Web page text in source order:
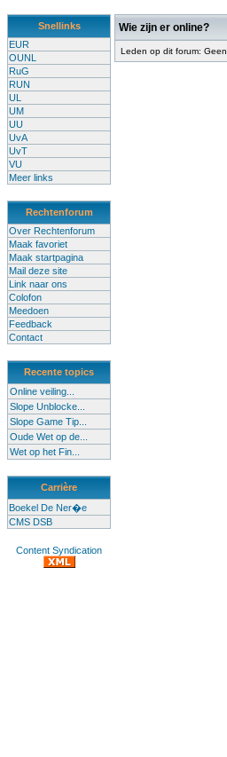
Snellinks
EUR
OUNL
RuG
RUN
UL
UM
UU
UvA
UvT
VU
Meer links
Rechtenforum
Over Rechtenforum
Maak favoriet
Maak startpagina
Mail deze site
Link naar ons
Colofon
Meedoen
Feedback
Contact
Recente topics
Online veiling...
Slope Unblocke...
Slope Game Tip...
Oude Wet op de...
Wet op het Fin...
Carrière
Boekel De Ner�e
CMS DSB
Content Syndication
Wie zijn er online?
Leden op dit forum: Geen